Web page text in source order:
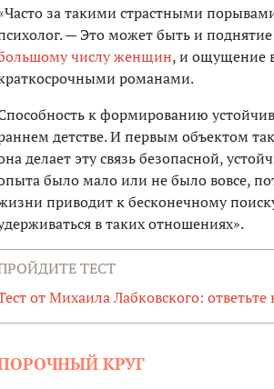
за такими страстными
— Это может быть и
числу женщин, и ощущение
романами.
к формированию
детстве. И первым объектом
делает эту связь безопасной,
было мало или не было вовсе,
приводит к бесконечному
в таких отношениях».
ТЕСТ
от Михаила Лабковского:
КРУГ